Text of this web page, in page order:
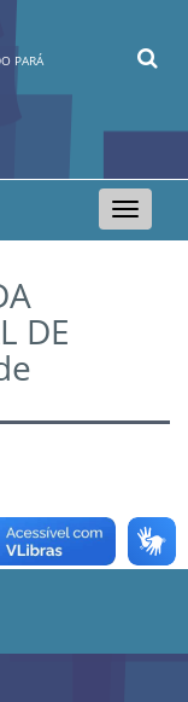
PARÁ
Toggle
navigation
DE